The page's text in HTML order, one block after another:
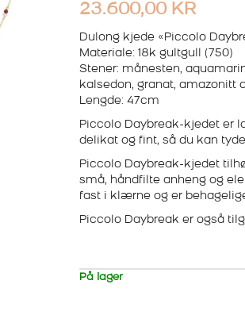
23.600,00 KR
Dulong kjede «Piccolo
Materiale: 18k gultgull (750)
Stener: månesten,
kalsedon, granat, amazonitt
Lengde: 47cm
Piccolo Daybreak-kjedet er
delikat og fint, så du kan
Piccolo Daybreak-kjedet
små, håndfilte anheng og
fast i klærne og er
Piccolo Daybreak er også
På lager